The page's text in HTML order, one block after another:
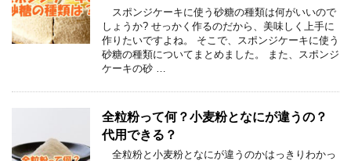
スポンジケーキに使う砂糖の種類は何がいいので
しょうか? せっかく作るのだから、美味しく上手に
作りたいですよね。 そこで、スポンジケーキに使う
砂糖の種類についてまとめました。 また、スポンジ
ケーキの砂 …
全粒粉って何？小麦粉となにが違うの？
代用できる？
全粒粉と小麦粉となにが違うのかはっきりわかっ